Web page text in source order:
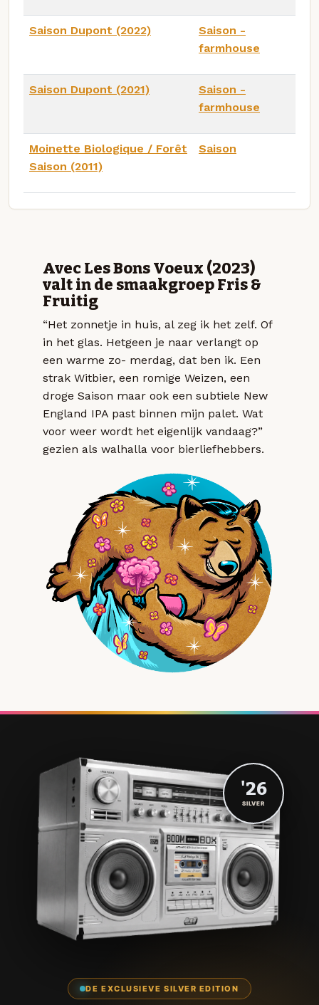
Saison Dupont (2022)
Saison -
farmhouse
Saison Dupont (2021)
Saison -
farmhouse
Moinette Biologique / Forêt
Saison (2011)
Saison
Avec Les Bons Voeux (2023)
valt in de smaakgroep Fris &
Fruitig
“Het zonnetje in huis, al zeg ik het zelf. Of
in het glas. Hetgeen je naar verlangt op
een warme zo- merdag, dat ben ik. Een
strak Witbier, een romige Weizen, een
droge Saison maar ook een subtiele New
England IPA past binnen mijn palet. Wat
voor weer wordt het eigenlijk vandaag?”
gezien als walhalla voor bierliefhebbers.
DE EXCLUSIEVE SILVER EDITION
'26
SILVER